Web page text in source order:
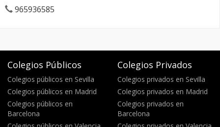
965936585
Colegios Públicos
Colegios públicos en Sevilla
Colegios públicos en Madrid
Colegios públicos en
Barcelona
Colegios Privados
Colegios privados en Sevilla
Colegios privados en Madrid
Colegios privados en
Barcelona